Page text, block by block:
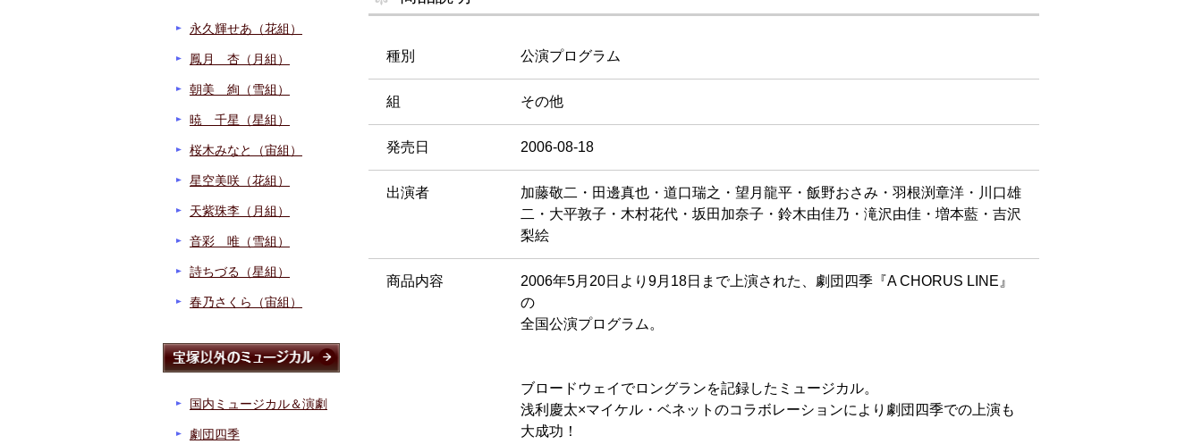
種別 公演プログラム
組 その他
発売日 2006-08-18
出演者
加藤敬二・田邊真也・道口瑞之・望月龍平・飯野おさみ・羽根渕章洋・川口雄
二・大平敦子・木村花代・坂田加奈子・鈴木由佳乃・滝沢由佳・増本藍・吉沢
梨絵
商品内容
2006年5月20日より9月18日まで上演された、劇団四季『A CHORUS LINE』
の
全国公演プログラム。
ブロードウェイでロングランを記録したミュージカル。
浅利慶太×マイケル・ベネットのコラボレーションにより劇団四季での上演も
大成功！
永久輝せあ（花組）
鳳月 杏（月組）
朝美 絢（雪組）
暁 千星（星組）
桜木みなと（宙組）
星空美咲（花組）
天紫珠李（月組）
音彩 唯（雪組）
詩ちづる（星組）
春乃さくら（宙組）
国内ミュージカル＆演劇
劇団四季